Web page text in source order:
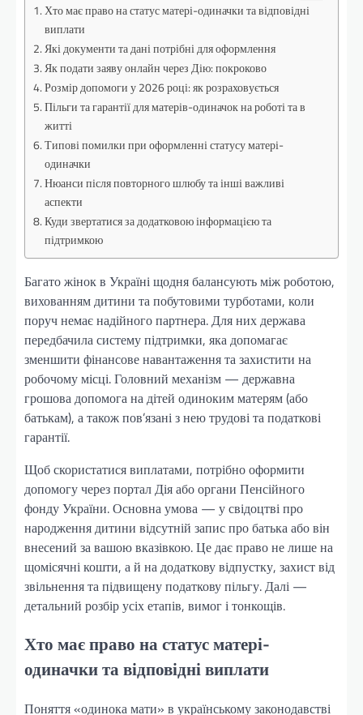
Хто має право на статус матері-одиначки та відповідні
виплати
Які документи та дані потрібні для оформлення
Як подати заяву онлайн через Дію: покроково
Розмір допомоги у 2026 році: як розраховується
Пільги та гарантії для матерів-одиначок на роботі та в
житті
Типові помилки при оформленні статусу матері-
одиначки
Нюанси після повторного шлюбу та інші важливі
аспекти
Куди звертатися за додатковою інформацією та
підтримкою
Багато жінок в Україні щодня балансують між роботою,
вихованням дитини та побутовими турботами, коли
поруч немає надійного партнера. Для них держава
передбачила систему підтримки, яка допомагає
зменшити фінансове навантаження та захистити на
робочому місці. Головний механізм — державна
грошова допомога на дітей одиноким матерям (або
батькам), а також пов’язані з нею трудові та податкові
гарантії.
Щоб скористатися виплатами, потрібно оформити
допомогу через портал Дія або органи Пенсійного
фонду України. Основна умова — у свідоцтві про
народження дитини відсутній запис про батька або він
внесений за вашою вказівкою. Це дає право не лише на
щомісячні кошти, а й на додаткову відпустку, захист від
звільнення та підвищену податкову пільгу. Далі —
детальний розбір усіх етапів, вимог і тонкощів.
Хто має право на статус матері-
одиначки та відповідні виплати
Поняття «одинока мати» в українському законодавстві